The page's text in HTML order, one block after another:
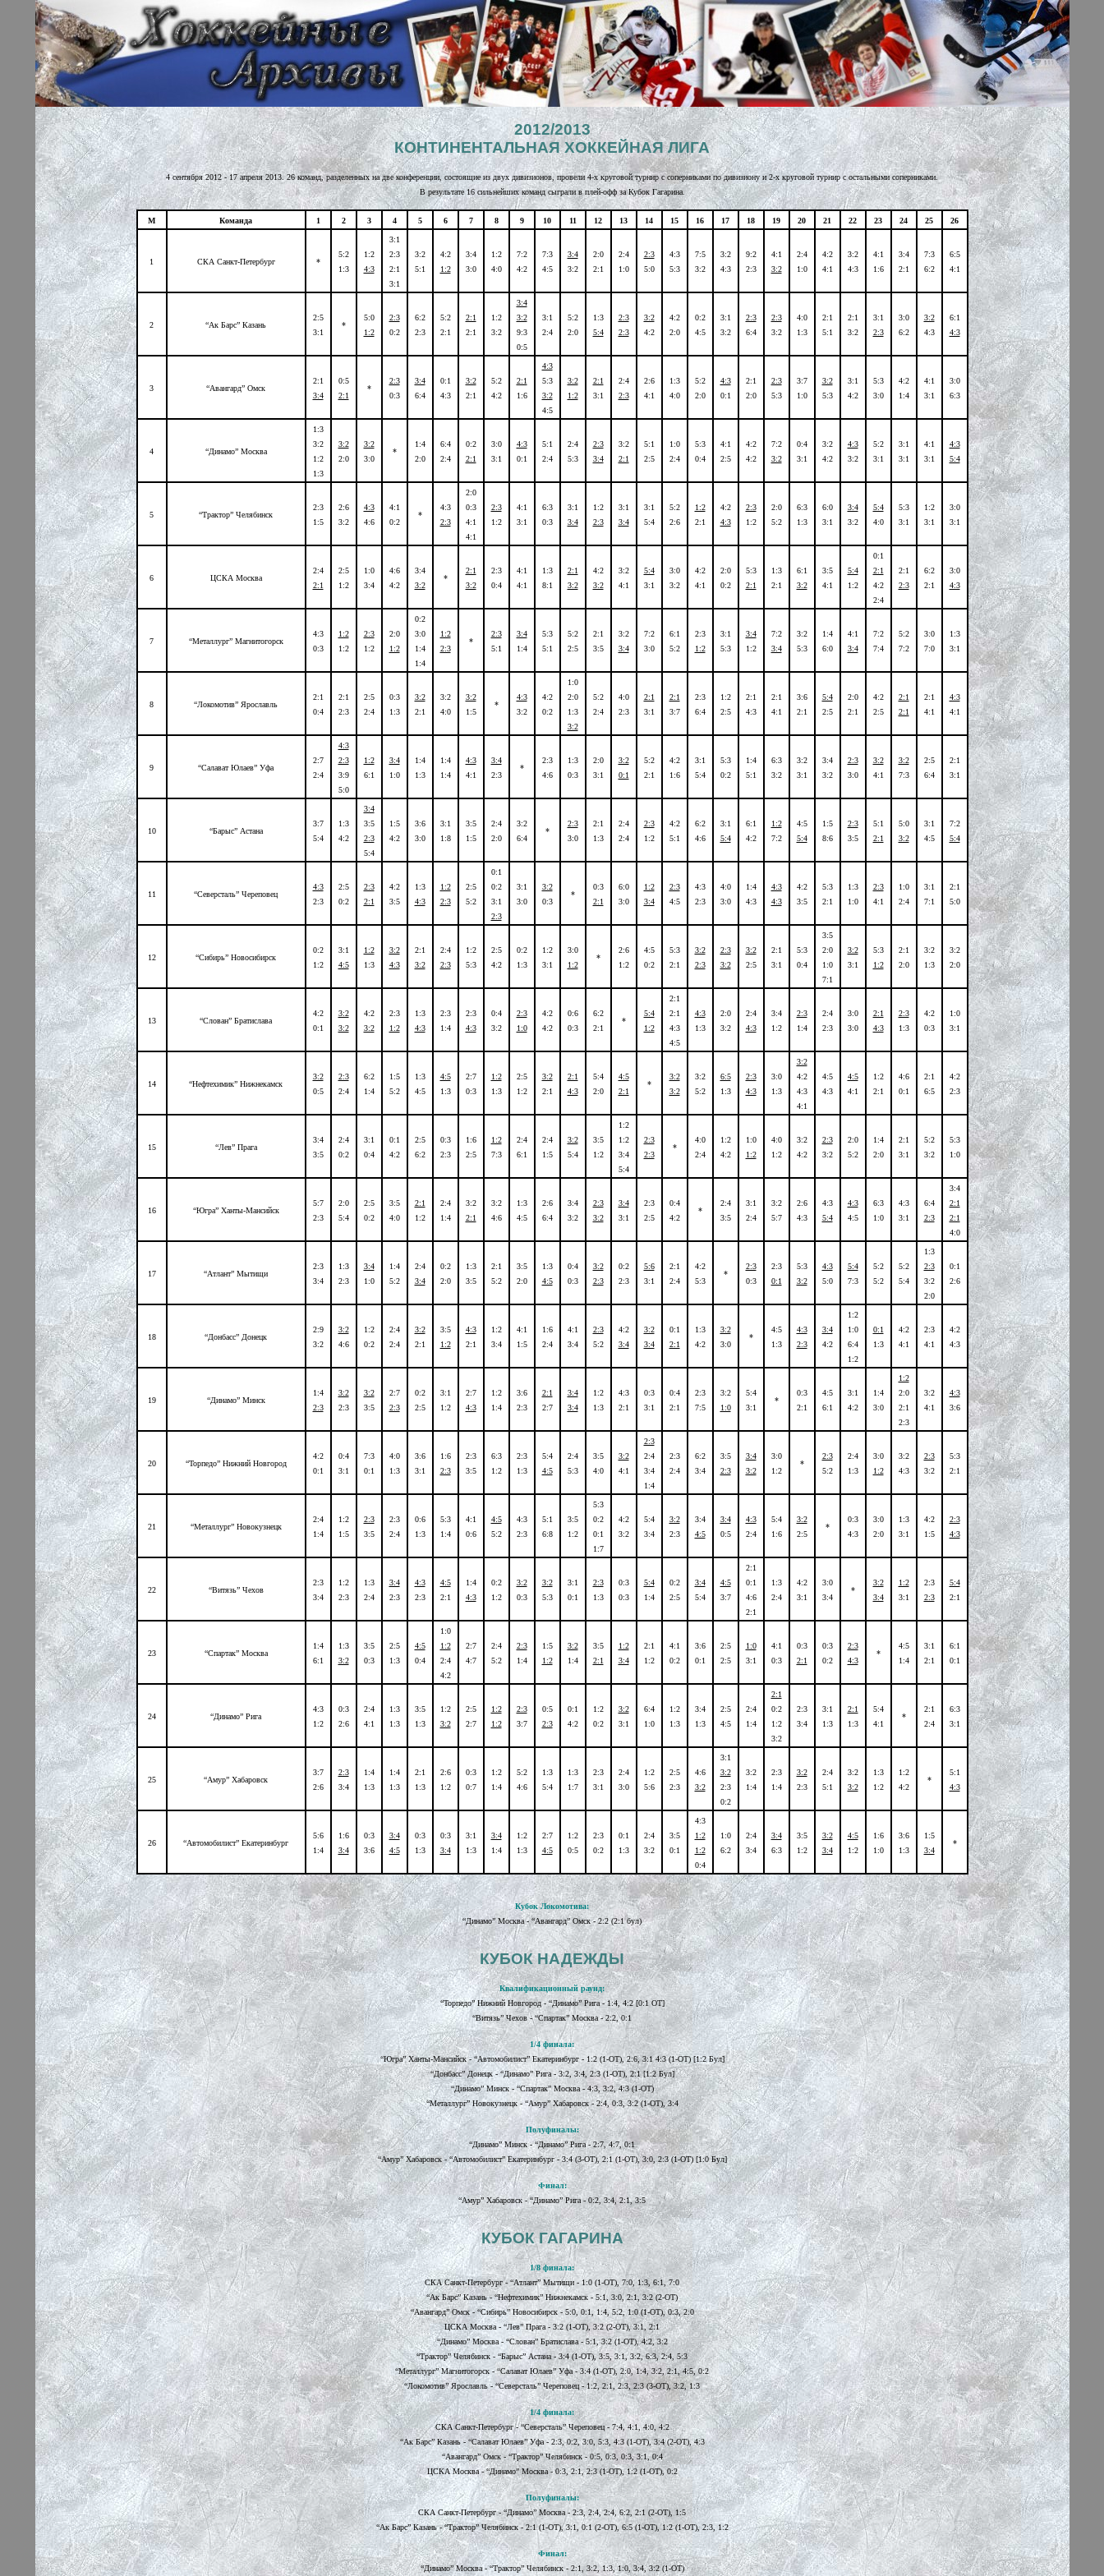
2012/2013
КОНТИНЕНТАЛЬНАЯ ХОККЕЙНАЯ ЛИГА
4 сентября 2012 - 17 апреля 2013. 26 команд, разделенных на две конференции, состоящие из двух дивизионов, провели 4-х круговой турнир с соперниками по дивизиону и 2-х круговой турнир с остальными соперниками.
В результате 16 сильнейших команд сыграли в плей-офф за Кубок Гагарина.
М Команда 1 2 3 4 5 6 7 8 9 10 11 12 13 14 15 16 17 18 19 20 21 22 23 24 25 26
1 СКА Санкт-Петербург *
5:2
1:3
1:2
4:3
3:1
2:3
2:1
3:1
3:2
5:1
4:2
1:2
3:4
3:0
1:2
4:0
7:2
4:2
7:3
4:5
3:4
3:2
2:0
2:1
2:4
1:0
2:3
5:0
4:3
5:3
7:5
3:2
3:2
4:3
9:2
2:3
4:1
3:2
2:4
1:0
4:2
4:1
3:2
4:3
4:1
1:6
3:4
2:1
7:3
6:2
6:5
4:1
2 “Ак Барс” Казань
2:5
3:1
*
5:0
1:2
2:3
0:2
6:2
2:3
5:2
2:1
2:1
2:1
1:2
3:2
3:4
3:2
9:3
0:5
3:1
2:4
5:2
2:0
1:3
5:4
2:3
2:3
3:2
4:2
4:2
2:0
0:2
4:5
3:1
3:2
2:3
6:4
2:3
3:2
4:0
1:3
2:1
5:1
2:1
3:2
3:1
2:3
3:0
6:2
3:2
4:3
6:1
4:3
3 “Авангард” Омск
2:1
3:4
0:5
2:1
*
2:3
0:3
3:4
6:4
0:1
4:3
3:2
2:1
5:2
4:2
2:1
1:6
4:3
5:3
3:2
4:5
3:2
1:2
2:1
3:1
2:4
2:3
2:6
4:1
1:3
4:0
5:2
2:0
4:3
0:1
2:1
2:0
2:3
5:3
3:7
1:0
3:2
5:3
3:1
4:2
5:3
3:0
4:2
1:4
4:1
3:1
3:0
6:3
4 “Динамо” Москва
1:3
3:2
1:2
1:3
3:2
2:0
3:2
3:0
*
1:4
2:0
6:4
2:4
0:2
2:1
3:0
3:1
4:3
0:1
5:1
2:4
2:4
5:3
2:3
3:4
3:2
2:1
5:1
2:5
1:0
2:4
5:3
0:4
4:1
2:5
4:2
4:2
7:2
3:2
0:4
3:1
3:2
4:2
4:3
3:2
5:2
3:1
3:1
3:1
4:1
3:1
4:3
5:4
5 “Трактор” Челябинск
2:3
1:5
2:6
3:2
4:3
4:6
4:1
0:2
*
4:3
2:3
2:0
0:3
4:1
4:1
2:3
1:2
4:1
3:1
6:3
0:3
3:1
3:4
1:2
2:3
3:1
3:4
3:1
5:4
5:2
2:6
1:2
2:1
4:2
4:3
2:3
1:2
2:0
5:2
6:3
1:3
6:0
3:1
3:4
3:2
5:4
4:0
5:3
3:1
1:2
3:1
3:0
3:1
6 ЦСКА Москва
2:4
2:1
2:5
1:2
1:0
3:4
4:6
4:2
3:4
3:2
*
2:1
3:2
2:3
0:4
4:1
4:1
1:3
8:1
2:1
3:2
4:2
3:2
3:2
4:1
5:4
3:1
3:0
3:2
4:2
4:1
2:0
0:2
5:3
2:1
1:3
2:1
6:1
3:2
3:5
4:1
5:4
1:2
0:1
2:1
4:2
2:4
2:1
2:3
6:2
2:1
3:0
4:3
7 “Металлург” Магнитогорск
4:3
0:3
1:2
1:2
2:3
1:2
2:0
1:2
0:2
3:0
1:4
1:4
1:2
2:3
*
2:3
5:1
3:4
1:4
5:3
5:1
5:2
2:5
2:1
3:5
3:2
3:4
7:2
3:0
6:1
5:2
2:3
1:2
3:1
5:3
3:4
1:2
7:2
3:4
3:2
5:3
1:4
6:0
4:1
3:4
7:2
7:4
5:2
7:2
3:0
7:0
1:3
3:1
8 “Локомотив” Ярославль
2:1
0:4
2:1
2:3
2:5
2:4
0:3
1:3
3:2
2:1
3:2
4:0
3:2
1:5
*
4:3
3:2
4:2
0:2
1:0
2:0
1:3
3:2
5:2
2:4
4:0
2:3
2:1
3:1
2:1
3:7
2:3
6:4
1:2
2:5
2:1
4:3
2:1
4:1
3:6
2:1
5:4
2:5
2:0
2:1
4:2
2:5
2:1
2:1
2:1
4:1
4:3
4:1
9 “Салават Юлаев” Уфа
2:7
2:4
4:3
2:3
3:9
5:0
1:2
6:1
3:4
1:0
1:4
1:3
1:4
1:4
4:3
4:1
3:4
2:3
*
2:3
4:6
1:3
0:3
2:0
3:1
3:2
0:1
5:2
2:1
4:2
1:6
3:1
5:4
5:3
0:2
1:4
5:1
6:3
3:2
3:2
3:1
3:4
3:2
2:3
3:0
3:2
4:1
3:2
7:3
2:5
6:4
2:1
3:1
10 “Барыс” Астана
3:7
5:4
1:3
4:2
3:4
3:5
2:3
5:4
1:5
4:2
3:6
3:0
3:1
1:8
3:5
1:5
2:4
2:0
3:2
6:4
*
2:3
3:0
2:1
1:3
2:4
2:4
2:3
1:2
4:2
5:1
6:2
4:6
3:1
5:4
6:1
4:2
1:2
7:2
4:5
5:4
1:5
8:6
2:3
3:5
5:1
2:1
5:0
3:2
3:1
4:5
7:2
5:4
11 “Северсталь” Череповец
4:3
2:3
2:5
0:2
2:3
2:1
4:2
3:5
1:3
4:3
1:2
2:3
2:5
5:2
0:1
0:2
3:1
2:3
3:1
3:0
3:2
0:3
*
0:3
2:1
6:0
3:0
1:2
3:4
2:3
4:5
4:3
2:3
4:0
3:0
1:4
4:3
4:3
4:3
4:2
3:5
5:3
2:1
1:3
1:0
2:3
4:1
1:0
2:4
3:1
7:1
2:1
5:0
12 “Сибирь” Новосибирск
0:2
1:2
3:1
4:5
1:2
1:3
3:2
4:3
2:1
3:2
2:4
2:3
1:2
5:3
2:5
4:2
0:2
1:3
1:2
3:1
3:0
1:2
*
2:6
1:2
4:5
0:2
5:3
2:1
3:2
2:3
2:3
3:2
3:2
2:5
2:1
3:1
5:3
0:4
3:5
2:0
1:0
7:1
3:2
3:1
5:3
1:2
2:1
2:0
3:2
1:3
3:2
2:0
13 “Слован” Братислава
4:2
0:1
3:2
3:2
4:2
3:2
2:3
1:2
1:3
4:3
2:3
1:4
2:3
4:3
0:4
3:2
2:3
1:0
4:2
4:2
0:6
0:3
6:2
2:1
*
5:4
1:2
2:1
2:1
4:3
4:5
4:3
1:3
2:0
3:2
2:4
4:3
3:4
1:2
2:3
1:4
2:4
2:3
3:0
3:0
2:1
4:3
2:3
1:3
4:2
0:3
1:0
3:1
14 “Нефтехимик” Нижнекамск
3:2
0:5
2:3
2:4
6:2
1:4
1:5
5:2
1:3
4:5
4:5
1:3
2:7
0:3
1:2
1:3
2:5
1:2
3:2
2:1
2:1
4:3
5:4
2:0
4:5
2:1
*
3:2
3:2
3:2
5:2
6:5
1:3
2:3
4:3
3:0
1:3
3:2
4:2
4:3
4:1
4:5
4:3
4:5
4:1
1:2
2:1
4:6
0:1
2:1
6:5
4:2
2:3
15 “Лев” Прага
3:4
3:5
2:4
0:2
3:1
0:4
0:1
4:2
2:5
6:2
0:3
2:3
1:6
2:5
1:2
7:3
2:4
6:1
2:4
1:5
3:2
5:4
3:5
1:2
1:2
1:2
3:4
5:4
2:3
2:3
*
4:0
2:4
1:2
4:2
1:0
1:2
4:0
1:2
3:2
4:2
2:3
3:2
2:0
5:2
1:4
2:0
2:1
3:1
5:2
3:2
5:3
1:0
16 “Югра” Ханты-Мансийск
5:7
2:3
2:0
5:4
2:5
0:2
3:5
4:0
2:1
1:2
2:4
1:4
3:2
2:1
3:2
4:6
1:3
4:5
2:6
6:4
3:4
3:2
2:3
3:2
3:4
3:1
2:3
2:5
0:4
4:2
*
2:4
3:5
3:1
2:4
3:2
5:7
2:6
4:3
4:3
5:4
4:3
4:5
6:3
1:0
4:3
3:1
6:4
2:3
3:4
2:1
2:1
4:0
17 “Атлант” Мытищи
2:3
3:4
1:3
2:3
3:4
1:0
1:4
5:2
2:4
3:4
0:2
2:0
1:3
3:5
2:1
5:2
3:5
2:0
1:3
4:5
0:4
0:3
3:2
2:3
0:2
2:3
5:6
3:1
2:1
2:4
4:2
5:3
*
2:3
0:3
2:3
0:1
5:3
3:2
4:3
5:0
5:4
7:3
5:2
5:2
5:2
5:4
1:3
2:3
3:2
2:0
0:1
2:6
18 “Донбасс” Донецк
2:9
3:2
3:2
4:6
1:2
0:2
2:4
2:4
3:2
2:1
3:5
1:2
4:3
2:1
1:2
3:4
4:1
1:5
1:6
2:4
4:1
3:4
2:3
5:2
4:2
3:4
3:2
3:4
0:1
2:1
1:3
4:2
3:2
3:0
*
4:5
1:3
4:3
2:3
3:4
4:2
1:2
1:0
6:4
1:2
0:1
1:3
4:2
4:1
2:3
4:1
4:2
4:3
19 “Динамо” Минск
1:4
2:3
3:2
2:3
3:2
3:5
2:7
2:3
0:2
2:5
3:1
1:2
2:7
4:3
1:2
1:4
3:6
2:3
2:1
2:7
3:4
3:4
1:2
1:3
4:3
2:1
0:3
3:1
0:4
2:1
2:3
7:5
3:2
1:0
5:4
3:1
*
0:3
2:1
4:5
6:1
3:1
4:2
1:4
3:0
1:2
2:0
2:1
2:3
3:2
4:1
4:3
3:6
20 “Торпедо” Нижний Новгород
4:2
0:1
0:4
3:1
7:3
0:1
4:0
1:3
3:6
3:1
1:6
2:3
2:3
3:5
6:3
1:2
2:3
1:3
5:4
4:5
2:4
5:3
3:5
4:0
3:2
4:1
2:3
2:4
3:4
1:4
2:3
2:4
6:2
3:4
3:5
2:3
3:4
3:2
3:0
1:2
*
2:3
5:2
2:4
1:3
3:0
1:2
3:2
4:3
2:3
3:2
5:3
2:1
21 “Металлург” Новокузнецк
2:4
1:4
1:2
1:5
2:3
3:5
2:3
2:4
0:6
1:3
5:3
1:4
4:1
0:6
4:5
5:2
4:3
2:3
5:1
6:8
3:5
1:2
5:3
0:2
0:1
1:7
4:2
3:2
5:4
3:4
3:2
2:3
3:4
4:5
3:4
0:5
4:3
2:4
5:4
1:6
3:2
2:5
*
0:3
4:3
3:0
2:0
1:3
3:1
4:2
1:5
2:3
4:3
22 “Витязь” Чехов
2:3
3:4
1:2
2:3
1:3
2:4
3:4
2:3
4:3
2:3
4:5
2:1
1:4
4:3
0:2
1:2
3:2
0:3
3:2
5:3
3:1
0:1
2:3
1:3
0:3
0:3
5:4
1:4
0:2
2:5
3:4
5:4
4:5
3:7
2:1
0:1
4:6
2:1
1:3
2:4
4:2
3:1
3:0
3:4
*
3:2
3:4
1:2
3:1
2:3
2:3
5:4
2:1
23 “Спартак” Москва
1:4
6:1
1:3
3:2
3:5
0:3
2:5
1:3
4:5
0:4
1:0
1:2
2:4
4:2
2:7
4:7
2:4
5:2
2:3
1:4
1:5
1:2
3:2
1:4
3:5
2:1
1:2
3:4
2:1
1:2
4:1
0:2
3:6
0:1
2:5
2:5
1:0
3:1
4:1
0:3
0:3
2:1
0:3
0:2
2:3
4:3
*
4:5
1:4
3:1
2:1
6:1
0:1
24 “Динамо” Рига
4:3
1:2
0:3
2:6
2:4
4:1
1:3
1:3
3:5
1:3
1:2
3:2
2:5
2:7
1:2
1:2
2:3
3:7
0:5
2:3
0:1
4:2
1:2
0:2
3:2
3:1
6:4
1:0
1:2
1:3
3:4
1:3
2:5
4:5
2:4
1:4
2:1
0:2
1:2
3:2
2:3
3:4
3:1
1:3
2:1
1:3
5:4
4:1
*
2:1
2:4
6:3
3:1
25 “Амур” Хабаровск
3:7
2:6
2:3
3:4
1:4
1:3
1:4
1:3
2:1
1:3
2:6
1:2
0:3
0:7
1:2
1:4
5:2
4:6
1:3
5:4
1:3
1:7
2:3
3:1
2:4
3:0
1:2
5:6
2:5
2:3
4:6
3:2
3:1
3:2
2:3
0:2
3:2
1:4
2:3
1:4
3:2
2:3
2:4
5:1
3:2
3:2
1:3
1:2
1:2
4:2
*
5:1
4:3
26 “Автомобилист” Екатеринбург
5:6
1:4
1:6
3:4
0:3
3:6
3:4
4:5
0:3
1:3
0:3
3:4
3:1
1:3
3:4
1:4
1:2
1:3
2:7
4:5
1:2
0:5
2:3
0:2
0:1
1:3
2:4
3:2
3:5
0:1
4:3
1:2
1:2
0:4
1:0
6:2
2:4
3:4
3:4
6:3
3:5
1:2
3:2
3:4
4:5
1:2
1:6
1:0
3:6
1:3
1:5
3:4
*
Кубок Локомотива:
“Динамо” Москва - “Авангард” Омск - 2:2 (2:1 бул)
КУБОК НАДЕЖДЫ
Квалификационный раунд:
“Торпедо” Нижний Новгород - “Динамо” Рига - 1:4, 4:2 [0:1 ОТ]
“Витязь” Чехов - “Спартак” Москва - 2:2, 0:1
1/4 финала:
“Югра” Ханты-Мансийск - “Автомобилист” Екатеринбург - 1:2 (1-ОТ), 2:6, 3:1 4:3 (1-ОТ) [1:2 Бул]
“Донбасс” Донецк - “Динамо” Рига - 3:2, 3:4, 2:3 (1-ОТ), 2:1 [1:2 Бул]
“Динамо” Минск - “Спартак” Москва - 4:3, 3:2, 4:3 (1-ОТ)
“Металлург” Новокузнецк - “Амур” Хабаровск - 2:4, 0:3, 3:2 (1-ОТ), 3:4
Полуфиналы:
“Динамо” Минск - “Динамо” Рига - 2:7, 4:7, 0:1
“Амур” Хабаровск - “Автомобилист” Екатеринбург - 3:4 (3-ОТ), 2:1 (1-ОТ), 3:0, 2:3 (1-ОТ) [1:0 Бул]
Финал:
“Амур” Хабаровск - “Динамо” Рига - 0:2, 3:4, 2:1, 3:5
КУБОК ГАГАРИНА
1/8 финала:
СКА Санкт-Петербург - “Атлант” Мытищи - 1:0 (1-ОТ), 7:0, 1:3, 6:1, 7:0
“Ак Барс” Казань - “Нефтехимик” Нижнекамск - 5:1, 3:0, 2:1, 3:2 (2-ОТ)
“Авангард” Омск - “Сибирь” Новосибирск - 5:0, 0:1, 1:4, 5:2, 1:0 (1-ОТ), 0:3, 2:0
ЦСКА Москва - “Лев” Прага - 3:2 (1-ОТ), 3:2 (2-ОТ), 3:1, 2:1
“Динамо” Москва - “Слован” Братислава - 5:1, 3:2 (1-ОТ), 4:2, 3:2
“Трактор” Челябинск - “Барыс” Астана - 3:4 (1-ОТ), 3:5, 3:1, 3:2, 6:3, 2:4, 5:3
“Металлург” Магнитогорск - “Салават Юлаев” Уфа - 3:4 (1-ОТ), 2:0, 1:4, 3:2, 2:1, 4:5, 0:2
“Локомотив” Ярославль - “Северсталь” Череповец - 1:2, 2:1, 2:3, 2:3 (3-ОТ), 3:2, 1:3
1/4 финала:
СКА Санкт-Петербург - “Северсталь” Череповец - 7:4, 4:1, 4:0, 4:2
“Ак Барс” Казань - “Салават Юлаев” Уфа - 2:3, 0:2, 3:0, 5:3, 4:3 (1-ОТ), 3:4 (2-ОТ), 4:3
“Авангард” Омск - “Трактор” Челябинск - 0:5, 0:3, 0:3, 3:1, 0:4
ЦСКА Москва - “Динамо” Москва - 0:3, 2:1, 2:3 (1-ОТ), 1:2 (1-ОТ), 0:2
Полуфиналы:
СКА Санкт-Петербург - “Динамо” Москва - 2:3, 2:4, 2:4, 6:2, 2:1 (2-ОТ), 1:5
“Ак Барс” Казань - “Трактор” Челябинск - 2:1 (1-ОТ), 3:1, 0:1 (2-ОТ), 6:5 (1-ОТ), 1:2 (1-ОТ), 2:3, 1:2
Финал:
“Динамо” Москва - “Трактор” Челябинск - 2:1, 3:2, 1:3, 1:0, 3:4, 3:2 (1-ОТ)